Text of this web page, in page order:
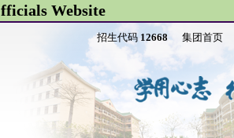
Website
招生代码12668 集团首页